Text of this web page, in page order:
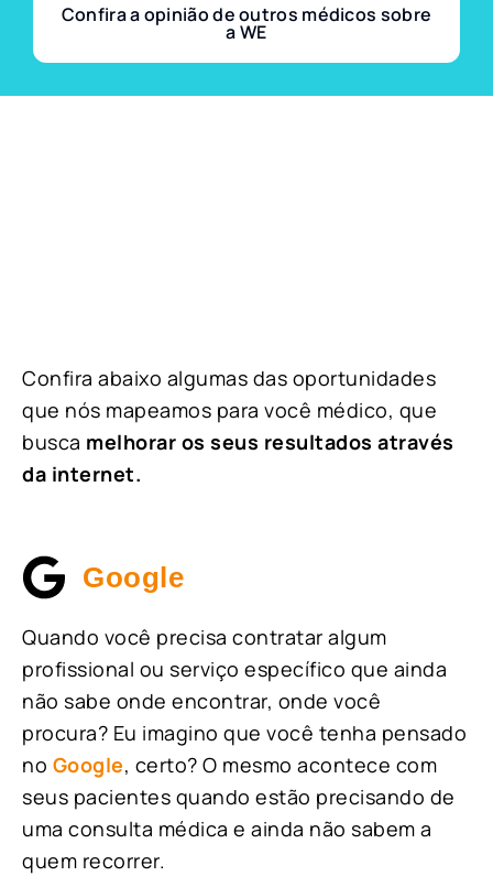
Confira a opinião de outros médicos sobre
a WE
Confira abaixo algumas das oportunidades
que nós mapeamos para você médico, que
busca melhorar os seus resultados através
da internet.
Google
Quando você precisa contratar algum
profissional ou serviço específico que ainda
não sabe onde encontrar, onde você
procura? Eu imagino que você tenha pensado
no Google, certo? O mesmo acontece com
seus pacientes quando estão precisando de
uma consulta médica e ainda não sabem a
quem recorrer.